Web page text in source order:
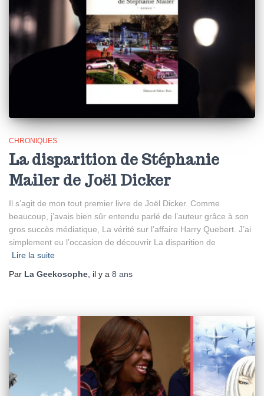
CHRONIQUES
La disparition de Stéphanie
Mailer de Joël Dicker
Il s’agit de mon tout premier livre de Joël Dicker. Comme
beaucoup, j’avais bien sûr entendu parlé de l’auteur grâce à son
gros succès médiatique, La vérité sur l’affaire Harry Quebert. J’ai
simplement eu l’occasion de découvrir La disparition de
Lire la suite
Par La Geekosophe , il y a 8 ans